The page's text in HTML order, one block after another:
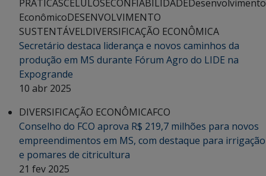
PRÁTICASCELULOSECONFIABILIDADEDesenvolvimento
EconômicoDESENVOLVIMENTO
SUSTENTÁVELDIVERSIFICAÇÃO ECONÔMICA
Secretário destaca liderança e novos caminhos da
produção em MS durante Fórum Agro do LIDE na
Expogrande
10 abr 2025
DIVERSIFICAÇÃO ECONÔMICAFCO
Conselho do FCO aprova R$ 219,7 milhões para novos
empreendimentos em MS, com destaque para irrigação
e pomares de citricultura
21 fev 2025